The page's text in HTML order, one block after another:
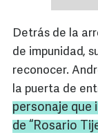
Detrás de la
de impunidad,
reconocer.
la puerta de
personaje
de “Rosario